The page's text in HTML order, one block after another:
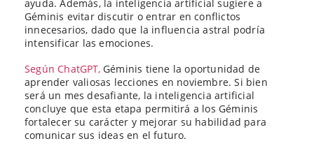
ayuda. Además, la inteligencia artificial sugiere a
Géminis evitar discutir o entrar en conflictos
innecesarios, dado que la influencia astral podría
intensificar las emociones.
Según ChatGPT,Géminis tiene la oportunidad de
aprender valiosas lecciones en noviembre. Si bien
será un mes desafiante, la inteligencia artificial
concluye que esta etapa permitirá a los Géminis
fortalecer su carácter y mejorar su habilidad para
comunicar sus ideas en el futuro.